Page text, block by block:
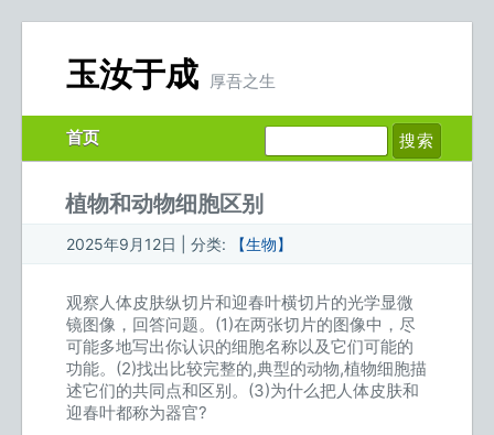
玉汝于成 厚吾之生
首页
植物和动物细胞区别
2025年9月12日 | 分类: 【生物】
观察人体皮肤纵切片和迎春叶横切片的光学显微
镜图像，回答问题。(1)在两张切片的图像中，尽
可能多地写出你认识的细胞名称以及它们可能的
功能。(2)找出比较完整的,典型的动物,植物细胞描
述它们的共同点和区别。(3)为什么把人体皮肤和
迎春叶都称为器官?